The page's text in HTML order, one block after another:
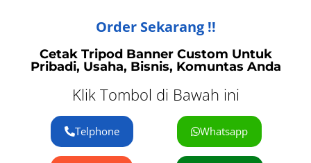
Order Sekarang !!
Cetak Tripod Banner Custom Untuk
Pribadi, Usaha, Bisnis, Komuntas Anda
Klik Tombol di Bawah ini
Telphone Whatsapp